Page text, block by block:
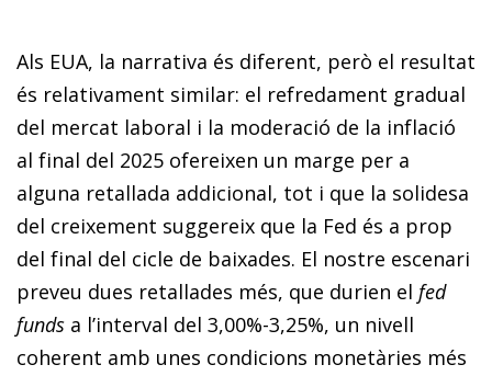
Als EUA, la narrativa és diferent, però el resultat
és relativament similar: el refredament gradual
del mercat laboral i la moderació de la inflació
al final del 2025 ofereixen un marge per a
alguna retallada addicional, tot i que la solidesa
del creixement suggereix que la Fed és a prop
del final del cicle de baixades. El nostre escenari
preveu dues retallades més, que durien el fed
funds a l’interval del 3,00%-3,25%, un nivell
coherent amb unes condicions monetàries més